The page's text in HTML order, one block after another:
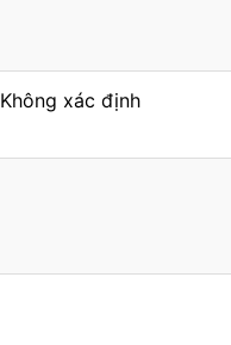
Không xác định